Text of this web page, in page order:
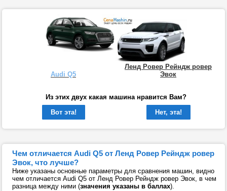
Audi Q5
Ленд Ровер Рейндж ровер
Эвок
Из этих двух какая машина нравится Вам?
Вот эта!
Нет, эта!
Чем отличается Audi Q5 от Ленд Ровер Рейндж ровер
Эвок, что лучше?
Ниже указаны основные параметры для сравнения машин, видно
чем отличается Audi Q5 от Ленд Ровер Рейндж ровер Эвок, в чем
разница между ними (значения указаны в баллах).